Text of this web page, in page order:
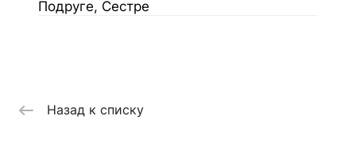
Подруге, Сестре
Назад к списку